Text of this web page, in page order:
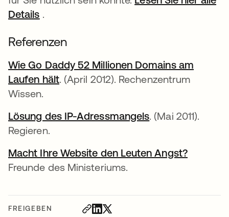
FREIGEBEN
Details .
Referenzen
Wie Go Daddy 52 Millionen Domains am
Laufen hältwird in einer neuen Registerkarte
. (April 2012). Rechenzentrum
Wissen.
Lösung des IP-Adressmangelswird in einer
. (Mai 2011).
Regieren.
Macht Ihre Website den Leuten Angst?wird in
Freunde des Ministeriums.